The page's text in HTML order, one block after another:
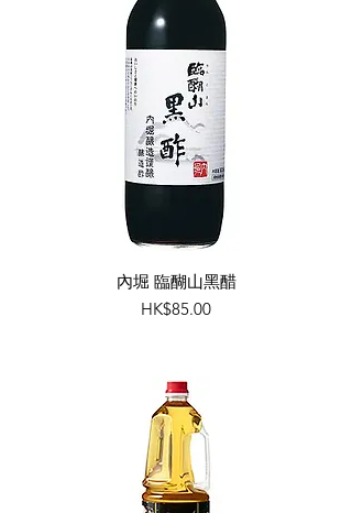
內堀 臨醐山黑醋
價格
HK$85.00